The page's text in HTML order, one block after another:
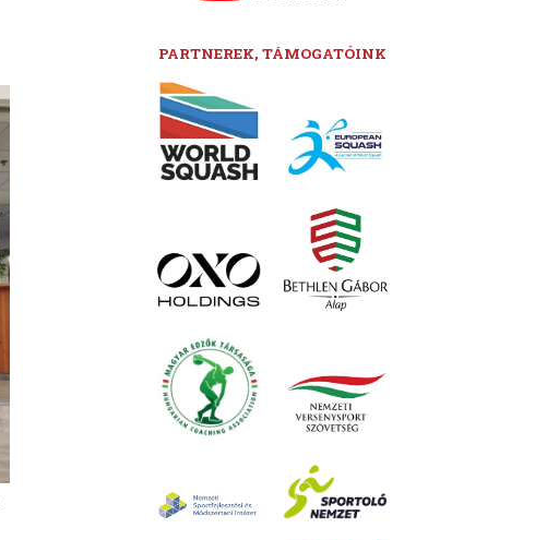
PARTNEREK, TÁMOGATÓINK